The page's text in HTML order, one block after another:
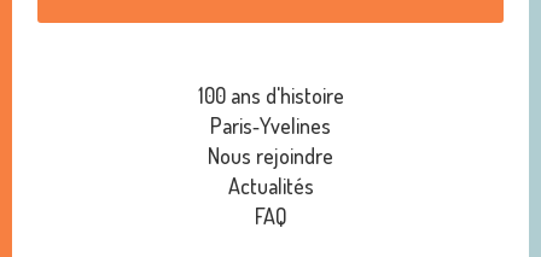
100 ans d'histoire
Paris‑Yvelines
Nous rejoindre
Actualités
FAQ